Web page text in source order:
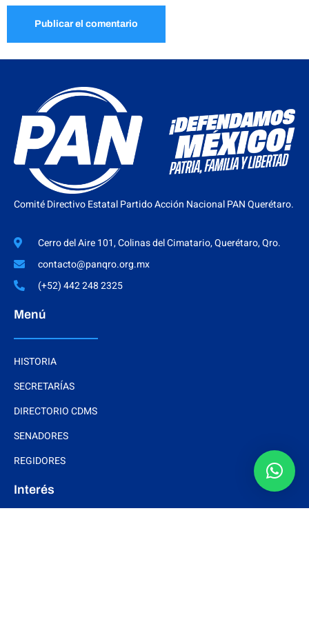
Comité Directivo Estatal Partido Acción Nacional PAN Querétaro.
Cerro del Aire 101, Colinas del Cimatario, Querétaro, Qro.
contacto@panqro.org.mx
(+52) 442 248 2325
Menú
HISTORIA
SECRETARÍAS
DIRECTORIO CDMS
SENADORES
REGIDORES
Interés